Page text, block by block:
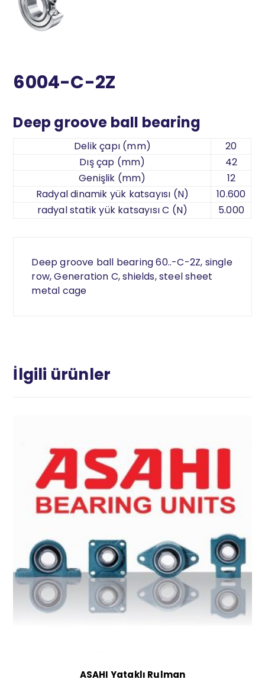
6004-C-2Z
Deep groove ball bearing
Delik çapı (mm)
20
Dış çap (mm)
42
Genişlik (mm)
12
Radyal dinamik yük katsayısı (N)
10.600
radyal statik yük katsayısı C (N)
5.000
Deep groove ball bearing 60..-C-2Z, single
row, Generation C, shields, steel sheet
metal cage
İlgili ürünler
ASAHI Yataklı Rulman